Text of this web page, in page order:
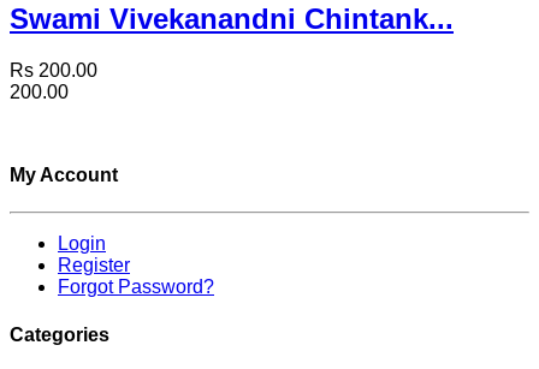
Swami Vivekanandni Chintank...
Rs 200.00
200.00
My Account
Login
Register
Forgot Password?
Categories